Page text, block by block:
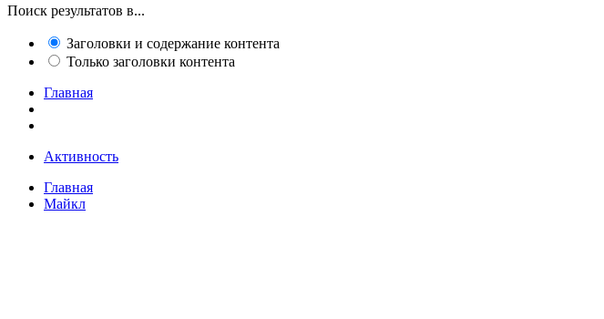
Поиск результатов в...
Заголовки и содержание контента
Только заголовки контента
Главная
Активность
Главная
Майкл